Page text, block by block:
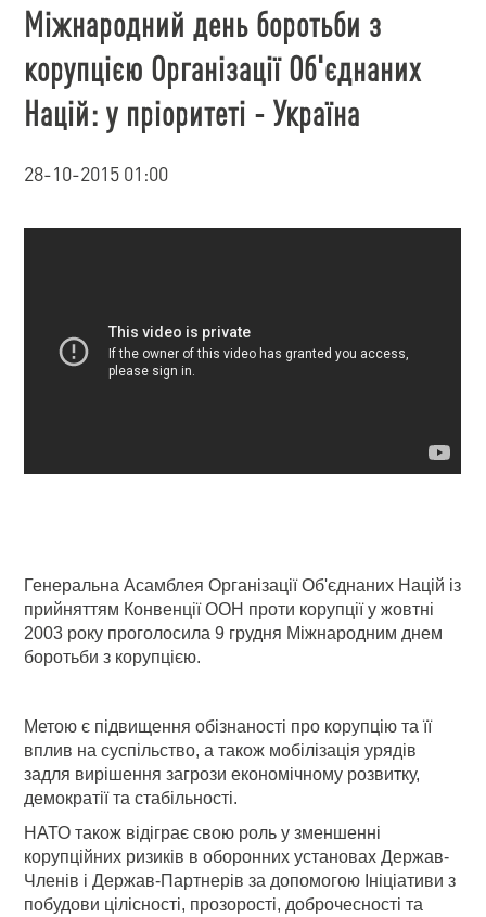
Міжнародний день боротьби з
корупцією Організації Об'єднаних
Націй: у пріоритеті - Україна
28-10-2015 01:00
Генеральна Асамблея Організації Об'єднаних Націй із
прийняттям Конвенції ООН проти корупції у жовтні
2003 року проголосила 9 грудня Міжнародним днем
боротьби з корупцією.
Метою є підвищення обізнаності про корупцію та її
вплив на суспільство, а також мобілізація урядів
задля вирішення загрози економічному розвитку,
демократії та стабільності.
НАТО також відіграє свою роль у зменшенні
корупційних ризиків в оборонних установах Держав-
Членів і Держав-Партнерів за допомогою Ініціативи з
побудови цілісності, прозорості, доброчесності та